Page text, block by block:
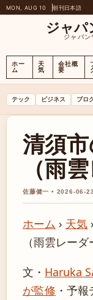
MON, AUG 10 朝刊日本語
ジャパ
ジャパン
ホー
ム
天
気
会社概
要
テック ビジネス ブロ
清須
（雨
佐藤健一 • 2026-06-
ホーム › 天気 ›
（雨雲レーダ
文・ Haruka
が監修 ・ 予報